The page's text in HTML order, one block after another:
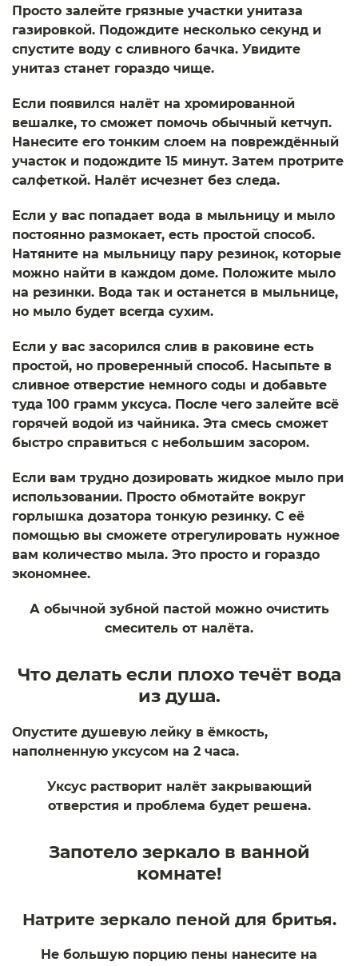
Просто залейте грязные участки унитаза
газировкой. Подождите несколько секунд и
спустите воду с сливного бачка. Увидите
унитаз станет гораздо чище.
Если появился налёт на хромированной
вешалке, то сможет помочь обычный кетчуп.
Нанесите его тонким слоем на повреждённый
участок и подождите 15 минут. Затем протрите
салфеткой. Налёт исчезнет без следа.
Если у вас попадает вода в мыльницу и мыло
постоянно размокает, есть простой способ.
Натяните на мыльницу пару резинок, которые
можно найти в каждом доме. Положите мыло
на резинки. Вода так и останется в мыльнице,
но мыло будет всегда сухим.
Если у вас засорился слив в раковине есть
простой, но проверенный способ. Насыпьте в
сливное отверстие немного соды и добавьте
туда 100 грамм уксуса. После чего залейте всё
горячей водой из чайника. Эта смесь сможет
быстро справиться с небольшим засором.
Если вам трудно дозировать жидкое мыло при
использовании. Просто обмотайте вокруг
горлышка дозатора тонкую резинку. С её
помощью вы сможете отрегулировать нужное
вам количество мыла. Это просто и гораздо
экономнее.
А обычной зубной пастой можно очистить
смеситель от налёта.
Что делать если плохо течёт вода
из душа.
Опустите душевую лейку в ёмкость,
наполненную уксусом на 2 часа.
Уксус растворит налёт закрывающий
отверстия и проблема будет решена.
Запотело зеркало в ванной
комнате!
Натрите зеркало пеной для бритья.
Не большую порцию пены нанесите на